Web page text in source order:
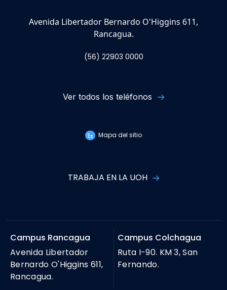
Avenida Libertador Bernardo O'Higgins 611,
Rancagua.
(56) 22903 0000
Ver todos los teléfonos
Mapa del sitio
TRABAJA EN LA UOH
Campus Rancagua
Avenida Libertador
Bernardo O'Higgins 611,
Rancagua.
Campus Colchagua
Ruta I-90. KM 3, San
Fernando.